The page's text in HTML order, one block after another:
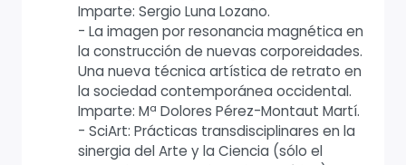
Imparte: Sergio Luna Lozano.
- La imagen por resonancia magnética en
la construcción de nuevas corporeidades.
Una nueva técnica artística de retrato en
la sociedad contemporánea occidental.
Imparte: Mª Dolores Pérez-Montaut Martí.
- SciArt: Prácticas transdisciplinares en la
sinergia del Arte y la Ciencia (sólo el